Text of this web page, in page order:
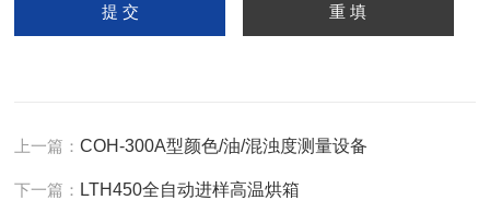
上一篇：COH-300A型颜色/油/混浊度测量设备
下一篇： LTH450全自动进样高温烘箱